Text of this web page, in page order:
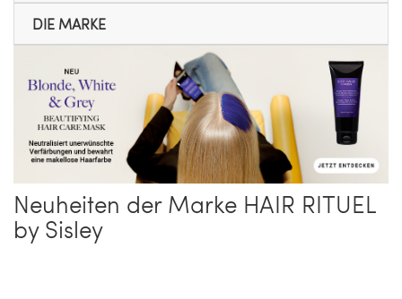
DIE MARKE
Neuheiten der Marke HAIR RITUEL
by Sisley